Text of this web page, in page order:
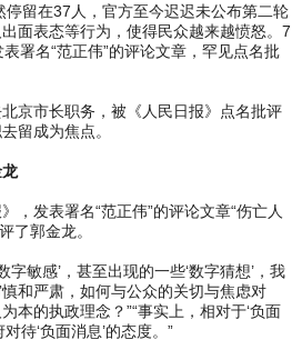
在37人，官方至今迟迟未公布第二轮
面表态等行为，使得民众越来越愤怒。7
署名“范正伟”的评论文章，罕见点名批
京市长职务，被《人民日报》点名批评
留成为焦点。
龙
发表署名“范正伟”的评论文章“伤亡人
了郭金龙。
敏感’，甚至出现的一些‘数字猜想’，我
和严肃，如何与公众的关切与焦虑对
本的执政理念？”“事实上，相对于‘负面
待‘负面消息’的态度。”